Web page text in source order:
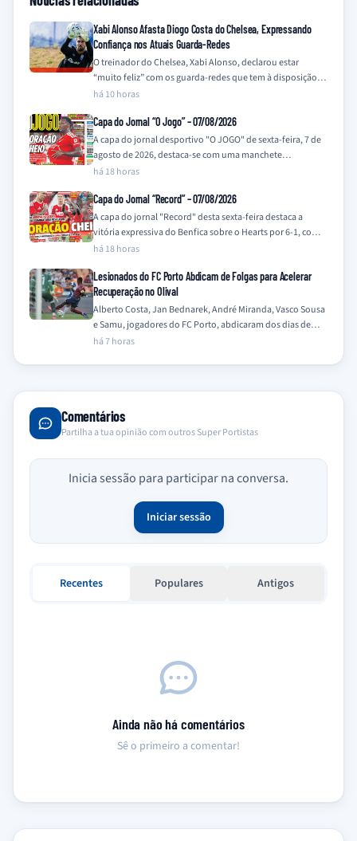
Xabi Alonso Afasta Diogo Costa do Chelsea, Expressando
Confiança nos Atuais Guarda-Redes
O treinador do Chelsea, Xabi Alonso, declarou estar
“muito feliz” com os guarda-redes que tem à disposição,
Mike Penders e Robert Sánchez,…
há 10 horas
Capa do Jornal “O Jogo” – 07/08/2026
A capa do jornal desportivo "O JOGO" de sexta-feira, 7 de
agosto de 2026, destaca-se com uma manchete
impactante e uma imagem…
há 18 horas
Capa do Jornal “Record” – 07/08/2026
A capa do jornal "Record" desta sexta-feira destaca a
vitória expressiva do Benfica sobre o Hearts por 6-1, com a
manchete principal…
há 18 horas
Lesionados do FC Porto Abdicam de Folgas para Acelerar
Recuperação no Olival
Alberto Costa, Jan Bednarek, André Miranda, Vasco Sousa
e Samu, jogadores do FC Porto, abdicaram dos dias de
folga para intensificar os…
há 7 horas
Comentários
Partilha a tua opinião com outros Super Portistas
Inicia sessão para participar na conversa.
Iniciar sessão
Recentes Populares Antigos
Ainda não há comentários
Sê o primeiro a comentar!